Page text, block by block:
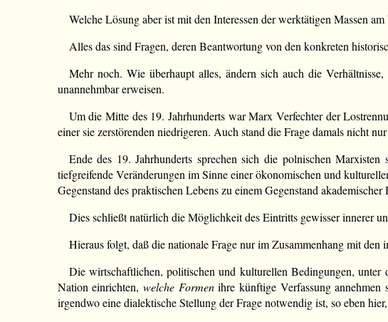
Welche Lösung aber ist mit den Interessen der werktätigen Massen
Alles das sind Fragen, deren Beantwortung von den konkreten
Mehr noch. Wie überhaupt alles, ändern sich auch die
unannehmbar erweisen.
Um die Mitte des 19. Jahrhunderts war Marx Verfechter der
einer sie zerstörenden niedrigeren. Auch stand die Frage damals nicht
Ende des 19. Jahrhunderts sprechen sich die polnischen
tiefgreifende Veränderungen im Sinne einer ökonomischen und
Gegenstand des praktischen Lebens zu einem Gegenstand
Dies schließt natürlich die Möglichkeit des Eintritts gewisser innerer
Hieraus folgt, daß die nationale Frage nur im Zusammenhang mit
Die wirtschaftlichen, politischen und kulturellen Bedingungen,
Nation einrichten, welche Formenihre künftige Verfassung annehmen
irgendwo eine dialektische Stellung der Frage notwendig ist, so eben